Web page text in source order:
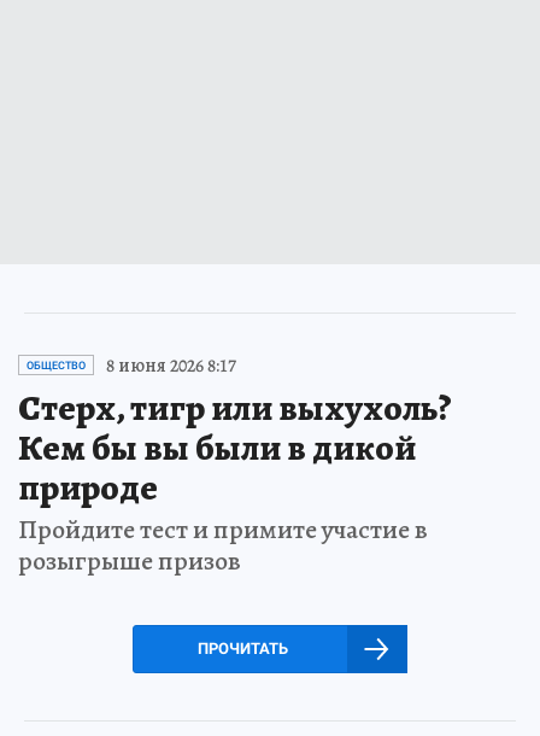
ОБЩЕСТВО 8 июня 2026 8:17
Стерх, тигр или выхухоль?
Кем бы вы были в дикой
природе
Пройдите тест и примите участие в
розыгрыше призов
ПРОЧИТАТЬ